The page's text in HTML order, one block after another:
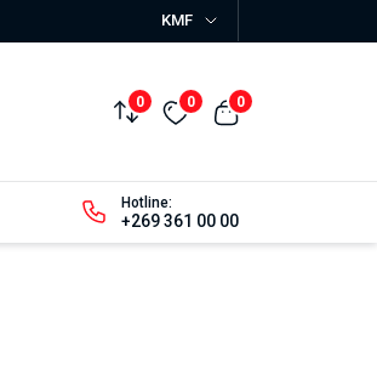
KMF
0 0 0
Hotline:
+269 361 00 00